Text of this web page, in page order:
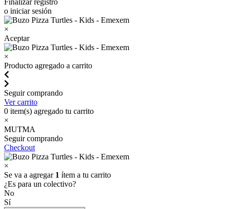
Finalizar registro
o iniciar sesión
×
Aceptar
×
Producto agregado a carrito
Seguir comprando
Ver carrito
0 item(s) agregado tu carrito
×
MUTMA
Seguir comprando
Checkout
×
Se va a agregar 1 ítem a tu carrito
¿Es para un colectivo?
No
Sí